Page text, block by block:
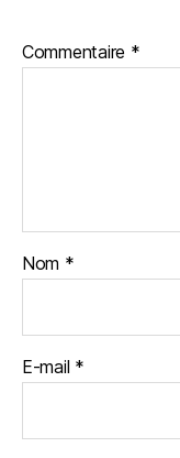
Commentaire *
Nom *
E-mail *